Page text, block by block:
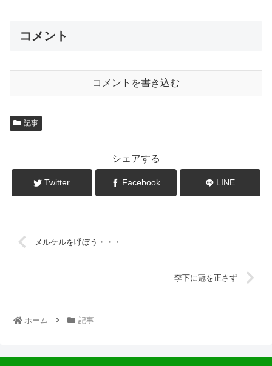
コメント
コメントを書き込む
記事
シェアする
Twitter Facebook LINE
メルケルを呼ぼう・・・
李下に冠を正さず
ホーム 記事